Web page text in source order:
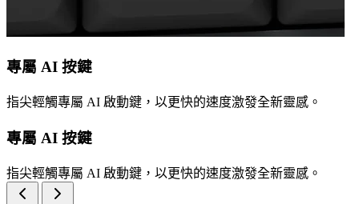
專屬 AI 按鍵
指尖輕觸專屬 AI 啟動鍵，以更快的速度激發全新靈感。
專屬 AI 按鍵
指尖輕觸專屬 AI 啟動鍵，以更快的速度激發全新靈感。